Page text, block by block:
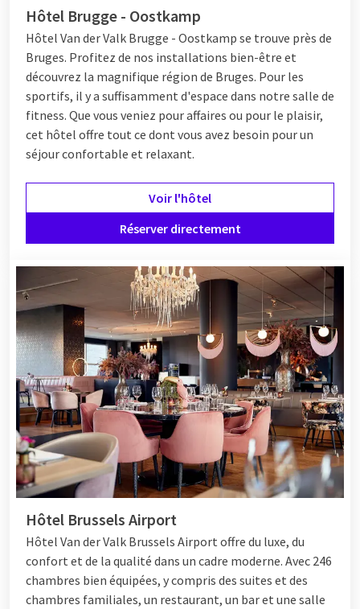
Hôtel Brugge - Oostkamp
Hôtel Van der Valk Brugge - Oostkamp se trouve près de
Bruges. Profitez de nos installations bien-être et
découvrez la magnifique région de Bruges. Pour les
sportifs, il y a suffisamment d'espace dans notre salle de
fitness. Que vous veniez pour affaires ou pour le plaisir,
cet hôtel offre tout ce dont vous avez besoin pour un
séjour confortable et relaxant.
Voir l'hôtel
Réserver directement
Hôtel Brussels Airport
Hôtel Van der Valk Brussels Airport offre du luxe, du
confort et de la qualité dans un cadre moderne. Avec 246
chambres bien équipées, y compris des suites et des
chambres familiales, un restaurant, un bar et une salle